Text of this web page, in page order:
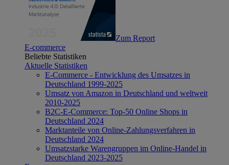
Zum Report
E-commerce
Beliebte Statistiken
Aktuelle Statistiken
E-Commerce - Entwicklung des Umsatzes in
Deutschland 1999-2025
Umsatz von Amazon in Deutschland und weltweit
2010-2025
B2C-E-Commerce: Top-50 Online Shops in
Deutschland 2024
Marktanteile von Online-Zahlungsverfahren in
Deutschland 2024
Umsatzstarke Warengruppen im Online-Handel in
Deutschland 2023-2025